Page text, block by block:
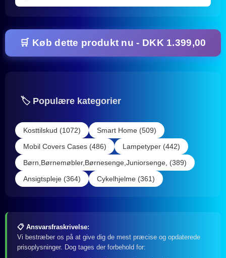
🛒 Køb dette produkt nu - DKK 1.399,00
🏷️ Populære kategorier
Kosttilskud (1072)
Smart Home (509)
Mobil Covers Cases (486)
Lampetyper (442)
Børn,Børnemøbler,Børnesenge,Juniorsenge, (389)
Ansigtspleje (364)
Cykelhjelme (361)
📋 Ansvarsfraskrivelse:
Vi bestræber os på at give dig de mest præcise og opdaterede
prisoplysninger. Dog tages der forbehold for: